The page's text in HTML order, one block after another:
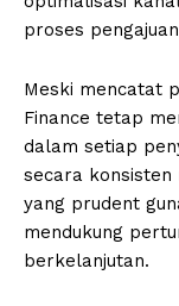
proses
Meski mencatat
Finance tetap
dalam setiap
secara
yang prudent
mendukung
berkelanjutan.